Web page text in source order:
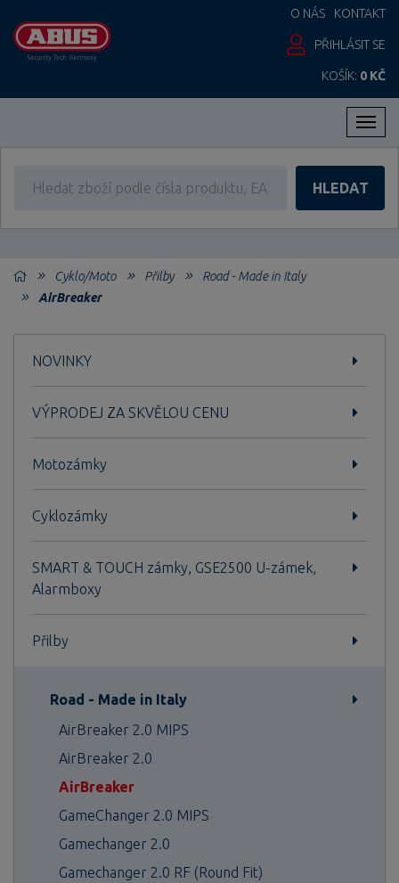
O NÁS KONTAKT
PŘIHLÁSIT SE
KOŠÍK: 0 KČ
HLEDAT
Cyklo/Moto Přilby
Road - Made in Italy
AirBreaker
NOVINKY
VÝPRODEJ ZA SKVĚLOU CENU
Motozámky
Cyklozámky
SMART & TOUCH zámky, GSE2500 U-zámek,
Alarmboxy
Přilby
Road - Made in Italy
AirBreaker 2.0 MIPS
AirBreaker 2.0
AirBreaker
GameChanger 2.0 MIPS
Gamechanger 2.0
Gamechanger 2.0 RF (Round Fit)